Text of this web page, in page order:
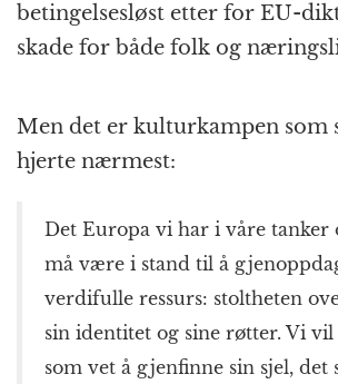
betingelsesløst etter for EU-
skade for både folk og
Men det er kulturkampen som
hjerte nærmest:
Det Europa vi har i våre tanker
må være i stand til å
verdifulle ressurs: stoltheten
sin identitet og sine røtter. Vi
som vet å gjenfinne sin sjel, det